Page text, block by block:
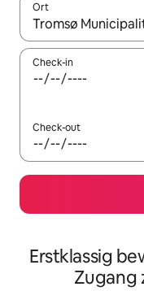
Ort
Wenn Ergebnisse
Check-in
Check-out
Erstklassig
Zugang